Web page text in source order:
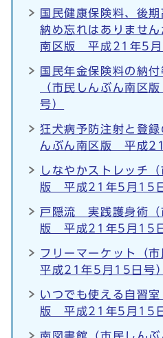
国民健康保険料、後
納め忘れはありませ
南区版 平成21年5月
国民年金保険料の納
（市民しんぶん南
号）
狂犬病予防注射と登
んぶん南区版 平成
しなやかストレッチ
版 平成21年5月15日
戸隠流 実践護身術（
版 平成21年5月15日
フリーマーケット（
平成21年5月15日号）
いつでも使える自習
版 平成21年5月15日